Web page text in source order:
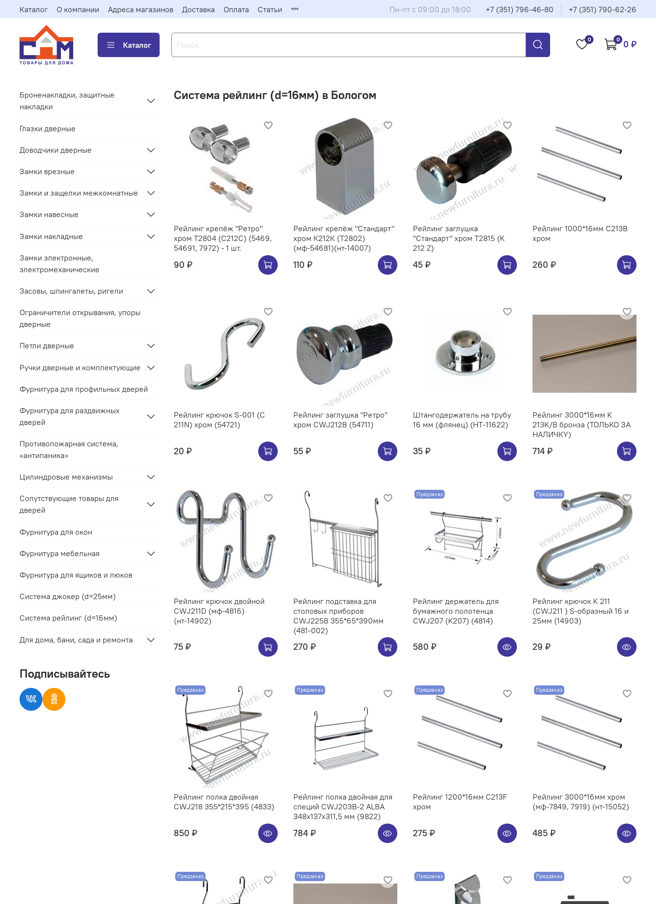
Каталог О компании Адреса магазинов Доставка Оплата Статьи Пн-пт с 09:00 до 18:00 +7 (351) 796-46-80 +7 (351) 790-62-26
Каталог
0 0 0 ₽
Система рейлинг (d=16мм) в Бологом
Рейлинг крепёж "Ретро"
хром Т2804 (С212C) (5469,
54691, 7972) - 1 шт.
90 ₽
Рейлинг крепёж "Стандарт"
хром К212К (Т2802)
(мф-54681)(нт-14007)
110 ₽
Рейлинг заглушка
"Стандарт" хром Т2815 (K
212 Z)
45 ₽
Рейлинг 1000*16мм C213B
хром
260 ₽
Рейлинг крючок S-001 (C
211N) хром (54721)
20 ₽
Рейлинг заглушка "Ретро"
хром CWJ212B (54711)
55 ₽
Штангодержатель на трубу
16 мм (флянец) (НТ-11622)
35 ₽
Рейлинг 3000*16мм K
213K/B бронза (ТОЛЬКО ЗА
НАЛИЧКУ)
714 ₽
Рейлинг крючок двойной
CWJ211D (мф-4816)
(нт-14902)
75 ₽
Рейлинг подставка для
столовых приборов
CWJ225B 355*65*390мм
(481-002)
270 ₽
Предзаказ
Рейлинг держатель для
бумажного полотенца
CWJ207 (K207) (4814)
580 ₽
Предзаказ
Рейлинг крючок K 211
(CWJ211 ) S-образный 16 и
25мм (14903)
29 ₽
Предзаказ
Рейлинг полка двойная
CWJ218 355*215*395 (4833)
850 ₽
Предзаказ
Рейлинг полка двойная для
специй CWJ203B-2 ALBA
348x137x311,5 мм (9822)
784 ₽
Предзаказ
Рейлинг 1200*16мм C213F
хром
275 ₽
Предзаказ
Рейлинг 3000*16мм хром
(мф-7849, 7919) (нт-15052)
485 ₽
Предзаказ Предзаказ Предзаказ Предзаказ
Броненакладки, защитные
накладки
Глазки дверные
Доводчики дверные
Замки врезные
Замки и защелки межкомнатные
Замки навесные
Замки накладные
Замки электронные,
электромеханические
Засовы, шпингалеты, ригели
Ограничители открывания, упоры
дверные
Петли дверные
Ручки дверные и комплектующие
Фурнитура для профильных дверей
Фурнитура для раздвижных
дверей
Противопожарная система,
«антипаника»
Цилиндровые механизмы
Сопутствующие товары для
дверей
Фурнитура для окон
Фурнитура мебельная
Фурнитура для ящиков и люков
Система джокер (d=25мм)
Система рейлинг (d=16мм)
Для дома, бани, сада и ремонта
Подписывайтесь